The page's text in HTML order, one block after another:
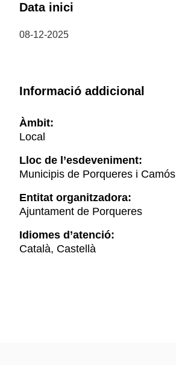
Data inici
08-12-2025
Informació addicional
Àmbit:
Local
Lloc de l’esdeveniment:
Municipis de Porqueres i Camós
Entitat organitzadora:
Ajuntament de Porqueres
Idiomes d’atenció:
Català, Castellà